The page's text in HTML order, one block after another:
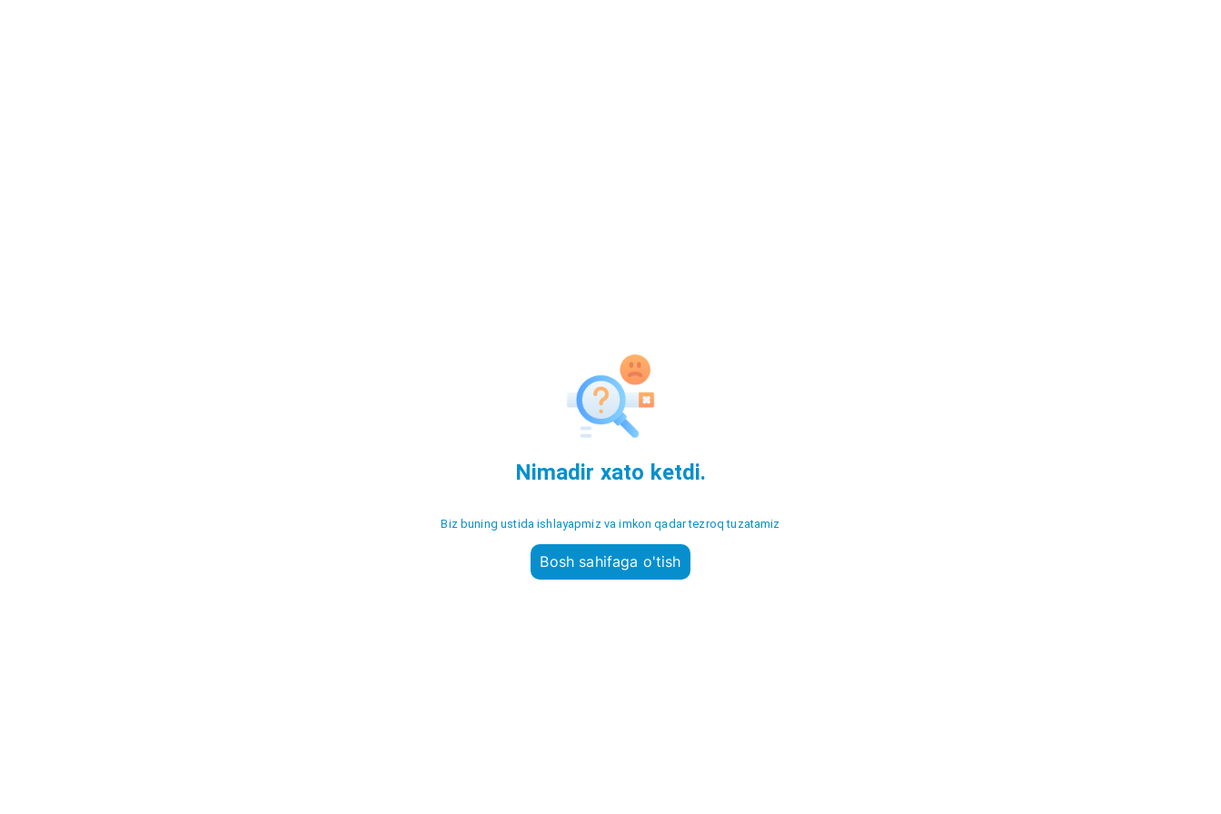
Nimadir xato ketdi.
Biz buning ustida ishlayapmiz va imkon qadar tezroq tuzatamiz
Bosh sahifaga o'tish